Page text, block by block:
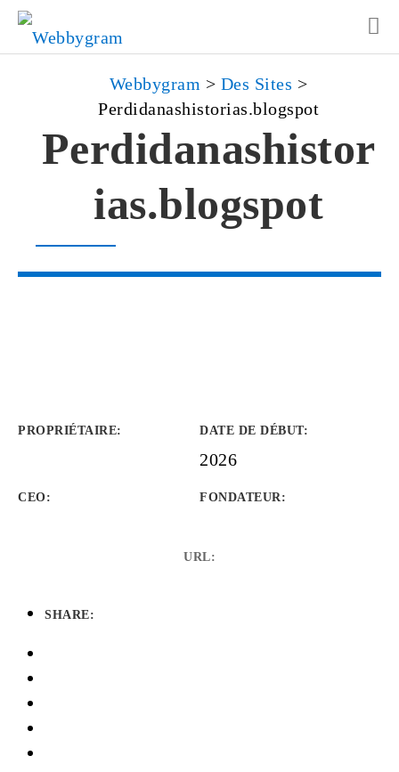
Webbygram > Des Sites >
Perdidanashistorias.blogspot
Perdidanashistor
ias.blogspot
PROPRIÉTAIRE: DATE DE DÉBUT:
2026
CEO: FONDATEUR:
URL:
SHARE: